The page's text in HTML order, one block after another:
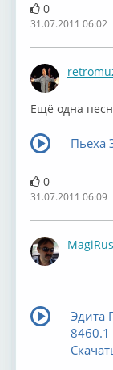
0
31.07.2011 06:02
Ещё одна
Пьеха
0
31.07.2011 06:09
MagiRus
Эдита
8460.1